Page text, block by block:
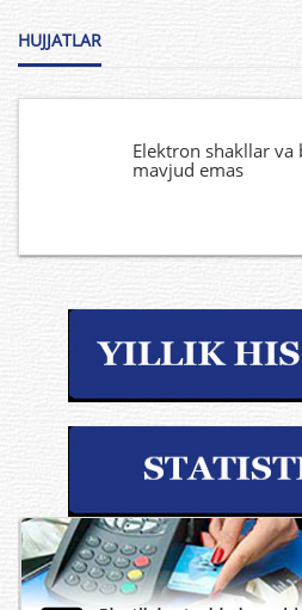
HUJJATLAR
Elektron shakllar
mavjud emas